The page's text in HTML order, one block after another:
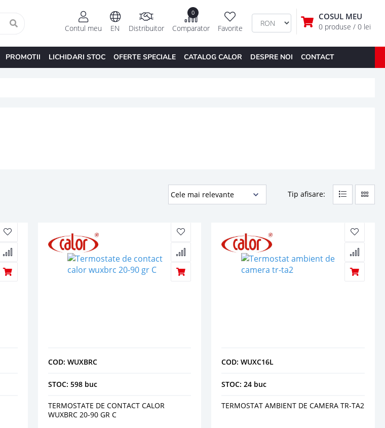
COSUL MEU
0 produse / 0 lei
Favorite
0
Comparator
Distribuitor
EN
Contul meu
PROMOTII LICHIDARI STOC OFERTE SPECIALE CATALOG CALOR DESPRE NOI CONTACT
Tip afisare:
COD: WUXBRC
STOC: 598 buc
TERMOSTATE DE CONTACT CALOR
WUXBRC 20-90 GR C
COD: WUXC16L
STOC: 24 buc
TERMOSTAT AMBIENT DE CAMERA TR-TA2